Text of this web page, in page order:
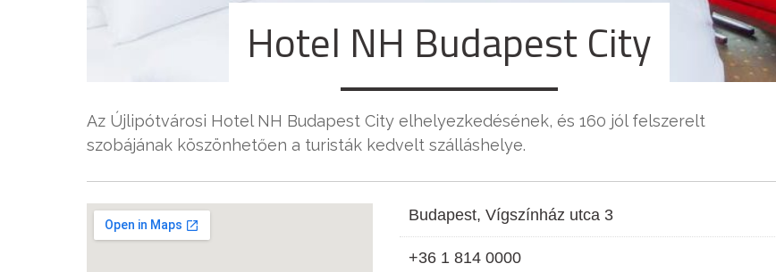
Hotel NH Budapest City
Az Újlipótvárosi Hotel NH Budapest City elhelyezkedésének, és 160 jól felszerelt
szobájának köszönhetően a turisták kedvelt szálláshelye.
Budapest, Vígszínház utca 3
+36 1 814 0000